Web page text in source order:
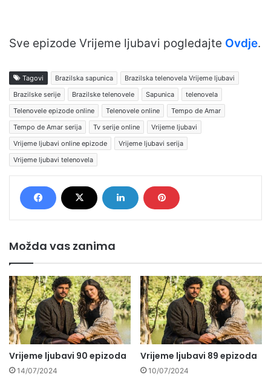
Sve epizode Vrijeme ljubavi pogledajte Ovdje.
Tagovi Brazilska sapunica
Brazilska telenovela Vrijeme ljubavi
Brazilske serije
Brazilske telenovele Sapunica
telenovela
Telenovele epizode online
Telenovele online
Tempo de Amar
Tempo de Amar serija
Tv serije online
Vrijeme ljubavi
Vrijeme ljubavi online epizode
Vrijeme ljubavi serija
Vrijeme ljubavi telenovela
Možda vas zanima
Vrijeme ljubavi 90 epizoda
14/07/2024
Vrijeme ljubavi 89 epizoda
10/07/2024